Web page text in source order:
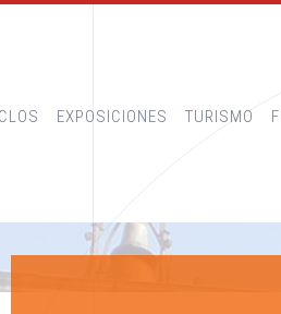
EXPOSICIONES TURISMO